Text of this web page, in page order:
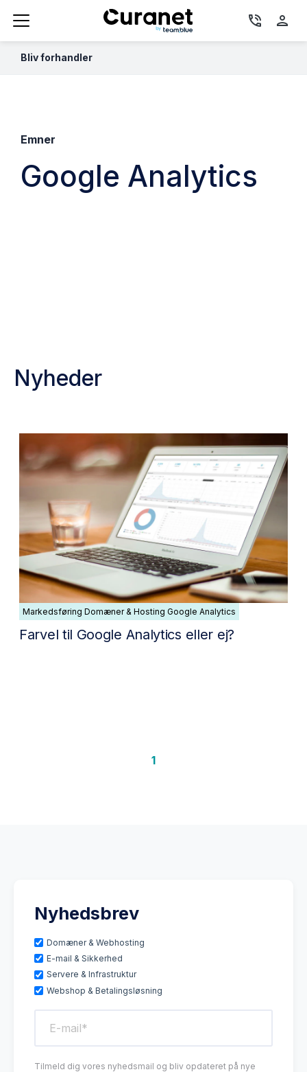
phone_in_talk person
Bliv forhandler
Emner
Google Analytics
Nyheder
Markedsføring Domæner & Hosting Google Analytics
Farvel til Google Analytics eller ej?
1
Nyhedsbrev
Domæner & Webhosting
E-mail & Sikkerhed
Servere & Infrastruktur
Webshop & Betalingsløsning
Tilmeld dig vores nyhedsmail og bliv opdateret på nye